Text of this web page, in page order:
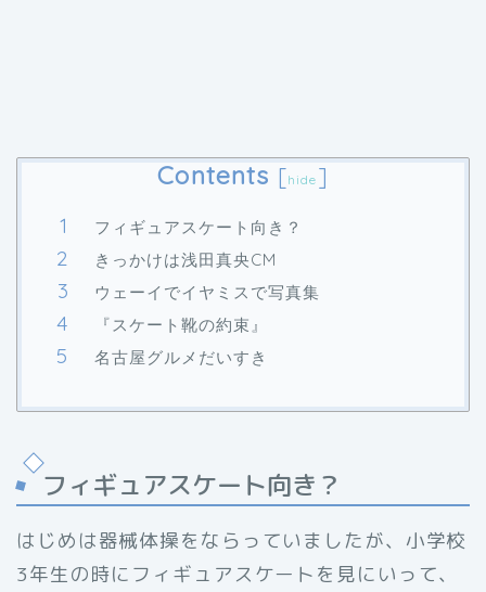
Contents [hide ]
フィギュアスケート向き？
きっかけは浅田真央CM
ウェーイでイヤミスで写真集
『スケート靴の約束』
名古屋グルメだいすき
フィギュアスケート向き？
はじめは器械体操をならっていましたが、小学校
3年生の時にフィギュアスケートを見にいって、